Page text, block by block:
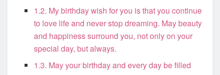
1.2. My birthday wish for you is that you continue
to love life and never stop dreaming. May beauty
and happiness surround you, not only on your
special day, but always.
1.3. May your birthday and every day be filled